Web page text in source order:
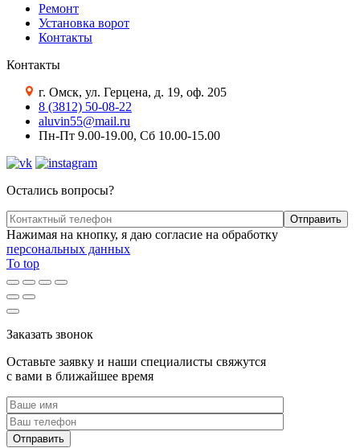
Ремонт
Установка ворот
Контакты
Контакты
г. Омск, ул. Герцена, д. 19, оф. 205
8 (3812) 50-08-22
aluvin55@mail.ru
Пн-Пт 9.00-19.00, Сб 10.00-15.00
Остались вопросы?
Нажимая на кнопку, я даю согласие на обработку
персональных данных
To top
Заказать звонок
Оставьте заявку и наши специалисты свяжутся
с вами в ближайшее время